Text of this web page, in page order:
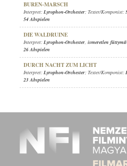
BUREN-MARSCH
Interpret: Lyrophon-Orchester; Texter/Komponist:
54 Abspielen
DIE WALDRUINE
Interpret: Lyrophon-Orchester, ismeretlen
26 Abspielen
DURCH NACHT ZUM LICHT
Interpret: Lyrophon-Orchester; Texter/Komponist:
23 Abspielen